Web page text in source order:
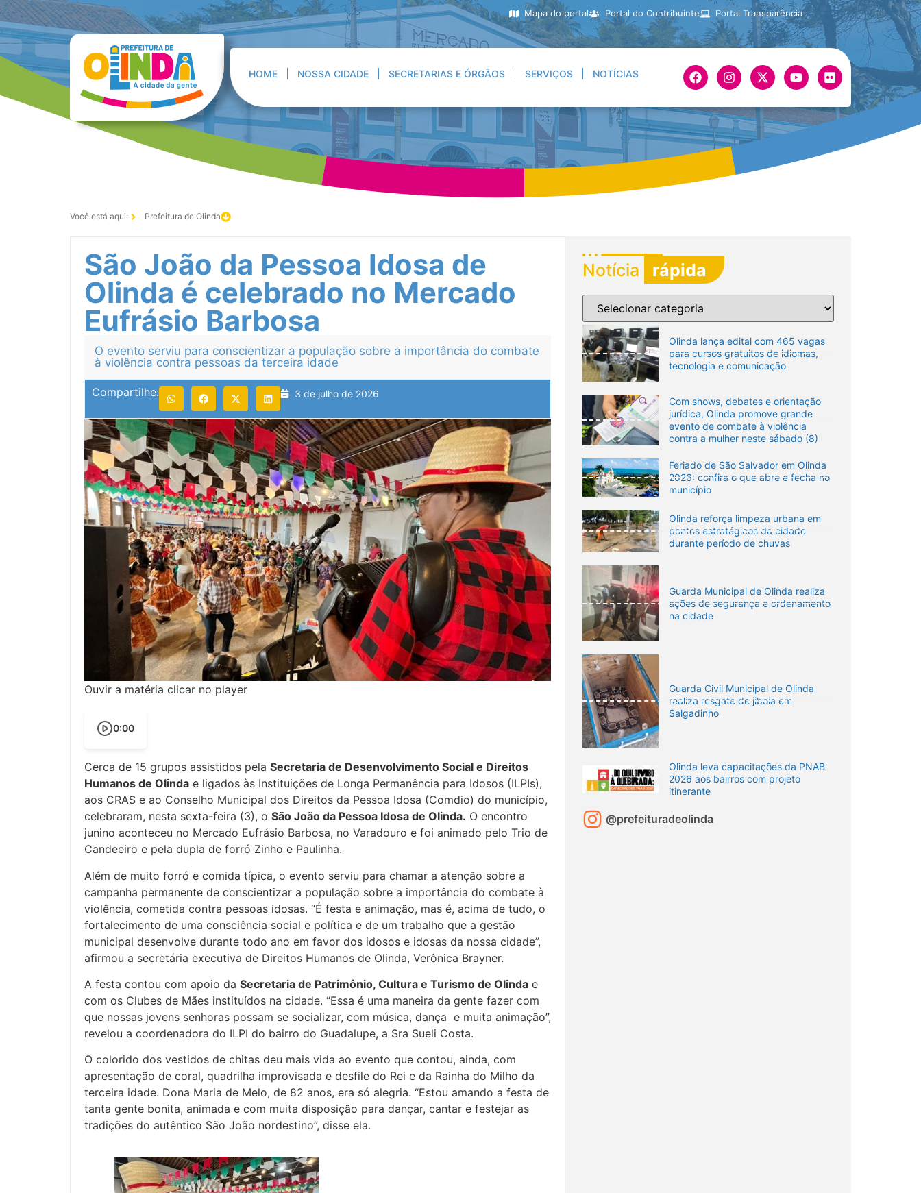
Mapa do portal Portal do Contribuinte Portal Transparência
HOME NOSSA CIDADE SECRETARIAS E ÓRGÃOS SERVIÇOS NOTÍCIAS
Você está aqui: Prefeitura de Olinda
São João da Pessoa Idosa de
Olinda é celebrado no Mercado
Eufrásio Barbosa
O evento serviu para conscientizar a população sobre a importância do combate
à violência contra pessoas da terceira idade
Compartilhe: 3 de julho de 2026
Ouvir a matéria clicar no player
0:00
Cerca de 15 grupos assistidos pela Secretaria de Desenvolvimento Social e Direitos
Humanos de Olinda e ligados às Instituições de Longa Permanência para Idosos (ILPIs),
aos CRAS e ao Conselho Municipal dos Direitos da Pessoa Idosa (Comdio) do município,
celebraram, nesta sexta-feira (3), o São João da Pessoa Idosa de Olinda. O encontro
junino aconteceu no Mercado Eufrásio Barbosa, no Varadouro e foi animado pelo Trio de
Candeeiro e pela dupla de forró Zinho e Paulinha.
Além de muito forró e comida típica, o evento serviu para chamar a atenção sobre a
campanha permanente de conscientizar a população sobre a importância do combate à
violência, cometida contra pessoas idosas. “É festa e animação, mas é, acima de tudo, o
fortalecimento de uma consciência social e política e de um trabalho que a gestão
municipal desenvolve durante todo ano em favor dos idosos e idosas da nossa cidade”,
afirmou a secretária executiva de Direitos Humanos de Olinda, Verônica Brayner.
A festa contou com apoio da Secretaria de Patrimônio, Cultura e Turismo de Olinda e
com os Clubes de Mães instituídos na cidade. “Essa é uma maneira da gente fazer com
que nossas jovens senhoras possam se socializar, com música, dança e muita animação”,
revelou a coordenadora do ILPI do bairro do Guadalupe, a Sra Sueli Costa.
O colorido dos vestidos de chitas deu mais vida ao evento que contou, ainda, com
apresentação de coral, quadrilha improvisada e desfile do Rei e da Rainha do Milho da
terceira idade. Dona Maria de Melo, de 82 anos, era só alegria. “Estou amando a festa de
tanta gente bonita, animada e com muita disposição para dançar, cantar e festejar as
tradições do autêntico São João nordestino”, disse ela.
Notícia rápida
Olinda lança edital com 465 vagas
para cursos gratuitos de idiomas,
tecnologia e comunicação
Com shows, debates e orientação
jurídica, Olinda promove grande
evento de combate à violência
contra a mulher neste sábado (8)
Feriado de São Salvador em Olinda
2026: confira o que abre e fecha no
município
Olinda reforça limpeza urbana em
pontos estratégicos da cidade
durante período de chuvas
Guarda Municipal de Olinda realiza
ações de segurança e ordenamento
na cidade
Guarda Civil Municipal de Olinda
realiza resgate de jiboia em
Salgadinho
Olinda leva capacitações da PNAB
2026 aos bairros com projeto
itinerante
@prefeituradeolinda